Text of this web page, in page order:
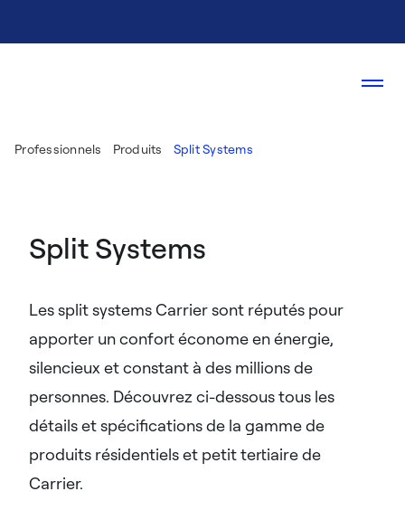
Professionnels Produits Split Systems
Split Systems
Les split systems Carrier sont réputés pour
apporter un confort économe en énergie,
silencieux et constant à des millions de
personnes. Découvrez ci-dessous tous les
détails et spécifications de la gamme de
produits résidentiels et petit tertiaire de
Carrier.